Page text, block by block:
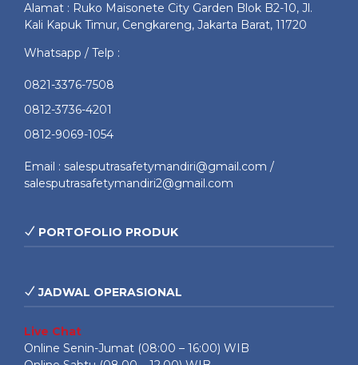
Alamat : Ruko Maisonete City Garden Blok B2-10, Jl.
Kali Kapuk Timur, Cengkareng, Jakarta Barat, 11720
Whatsapp / Telp :
0821-3376-7508
0812-3736-4201
0812-9069-1054
Email : salesputrasafetymandiri@gmail.com /
salesputrasafetymandiri2@gmail.com
PORTOFOLIO PRODUK
JADWAL OPERASIONAL
Live Chat
Online Senin-Jumat (08:00 – 16:00) WIB